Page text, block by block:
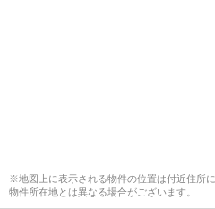
※地図上に表示される物件の位置は付近住所
物件所在地とは異なる場合がございます。